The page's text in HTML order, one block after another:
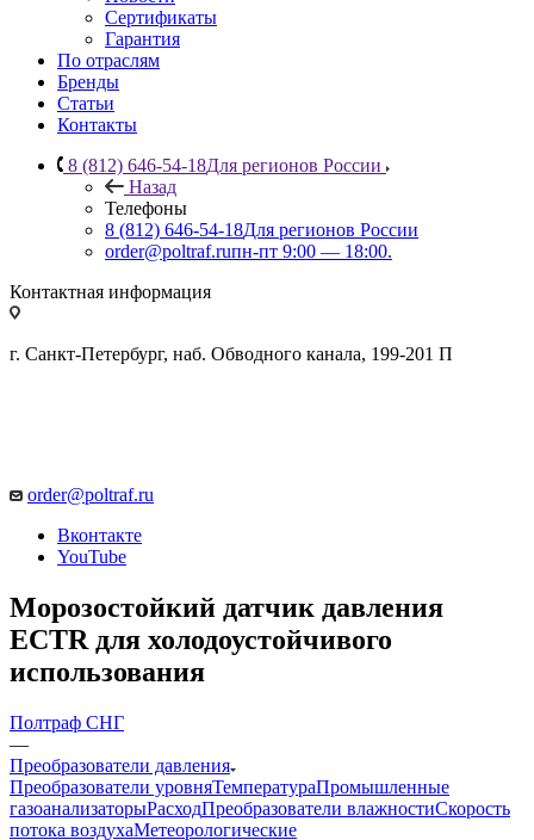
Сертификаты
Гарантия
По отраслям
Бренды
Статьи
Контакты
8 (812) 646-54-18Для регионов России
Назад
Телефоны
8 (812) 646-54-18Для регионов России
order@poltraf.ruпн-пт 9:00 — 18:00.
Контактная информация
г. Санкт-Петербург, наб. Обводного канала, 199-201 П
order@poltraf.ru
Вконтакте
YouTube
Морозостойкий датчик давления
ECTR для холодоустойчивого
использования
Полтраф СНГ
—
Преобразователи давления
Преобразователи уровняТемператураПромышленные
газоанализаторыРасходПреобразователи влажностиСкорость
потока воздухаМетеорологические